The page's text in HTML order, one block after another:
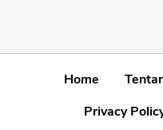
Home
Privacy